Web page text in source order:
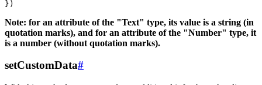
Note: for an attribute of the "Text" type, its value is a string (in
quotation marks), and for an attribute of the "Number" type, it
is a number (without quotation marks).
setCustomData#